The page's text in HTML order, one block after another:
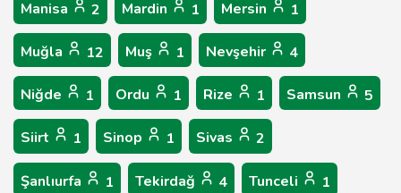
Manisa 2 Mardin 1 Mersin 1
Muğla 12 Muş 1 Nevşehir 4
Niğde 1 Ordu 1 Rize 1 Samsun 5
Siirt 1 Sinop 1 Sivas 2
Şanlıurfa 1 Tekirdağ 4 Tunceli 1